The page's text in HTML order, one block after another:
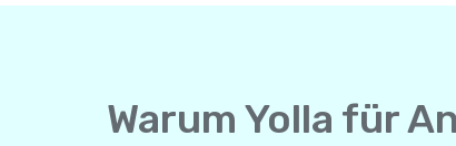
Warum Yolla für